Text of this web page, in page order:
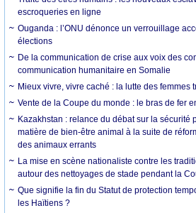
escroqueries en ligne
Ouganda : l’ONU dénonce un verrouillage
élections
De la communication de crise aux voix des
communication humanitaire en Somalie
Mieux vivre, vivre caché : la lutte des femmes
Vente de la Coupe du monde : le bras de fer
Kazakhstan : relance du débat sur la sécurité
matière de bien-être animal à la suite de
des animaux errants
La mise en scène nationaliste contre les
autour des nettoyages de stade pendant la
Que signifie la fin du Statut de protection
les Haïtiens ?